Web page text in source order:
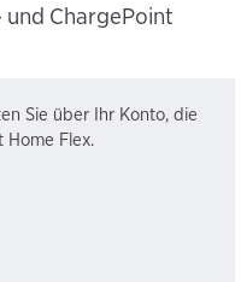
ChargePoint
Sie über Ihr Konto, die
Flex.